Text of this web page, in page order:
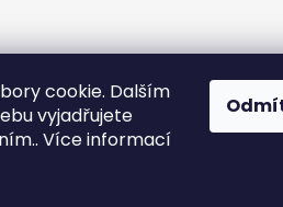
cookie. Dalším
vyjadřujete
Více informací